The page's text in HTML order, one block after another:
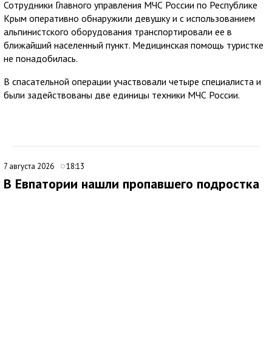
Сотрудники Главного управления МЧС России по Республике
Крым оперативно обнаружили девушку и с использованием
альпинистского оборудования транспортировали ее в
ближайший населенный пункт. Медицинская помощь туристке
не понадобилась.
В спасательной операции участвовали четыре специалиста и
были задействованы две единицы техники МЧС России.
7 августа 2026 18:13
В Евпатории нашли пропавшего подростка